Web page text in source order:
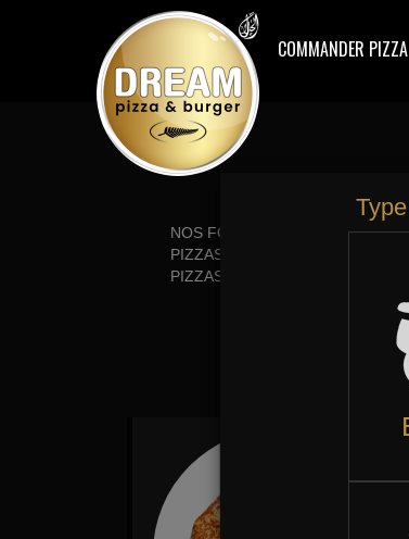
COMMANDER PIZZA
NOS FORMULES EN LIVRAISON
PIZZAS TOMATE
PIZZAS CRÈME FRAÎCHE